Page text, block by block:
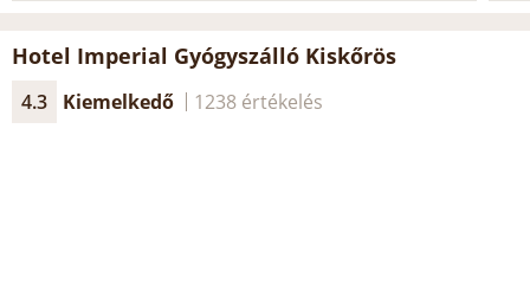
Hotel Imperial Gyógyszálló Kiskőrös
4.3 Kiemelkedő 1238 értékelés